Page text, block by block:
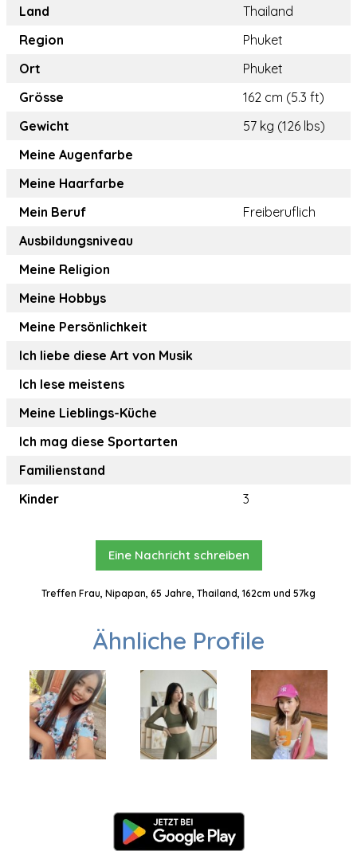
Land
Thailand
Region
Phuket
Ort
Phuket
Grösse
162 cm (5.3 ft)
Gewicht
57 kg (126 lbs)
Meine Augenfarbe
Meine Haarfarbe
Mein Beruf
Freiberuflich
Ausbildungsniveau
Meine Religion
Meine Hobbys
Meine Persönlichkeit
Ich liebe diese Art von Musik
Ich lese meistens
Meine Lieblings-Küche
Ich mag diese Sportarten
Familienstand
Kinder
3
Eine Nachricht schreiben
Treffen Frau, Nipapan, 65 Jahre, Thailand, 162cm und 57kg
Ähnliche Profile